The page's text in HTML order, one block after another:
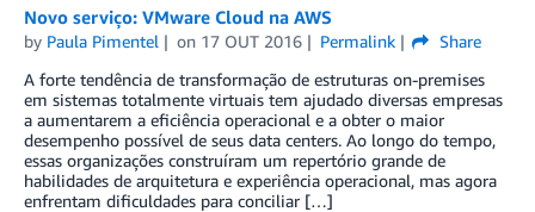
Novo serviço: VMware Cloud na AWS
by Paula Pimentel on 17 OUT 2016 Permalink
Share
A forte tendência de transformação de estruturas on-premises
em sistemas totalmente virtuais tem ajudado diversas empresas
a aumentarem a eficiência operacional e a obter o maior
desempenho possível de seus data centers. Ao longo do tempo,
essas organizações construíram um repertório grande de
habilidades de arquitetura e experiência operacional, mas agora
enfrentam dificuldades para conciliar […]